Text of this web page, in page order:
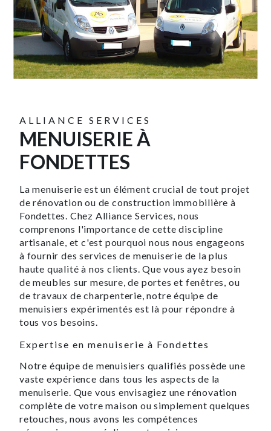
ALLIANCE SERVICES
MENUISERIE À
FONDETTES
La menuiserie est un élément crucial de tout projet
de rénovation ou de construction immobilière à
Fondettes. Chez Alliance Services, nous
comprenons l'importance de cette discipline
artisanale, et c'est pourquoi nous nous engageons
à fournir des services de menuiserie de la plus
haute qualité à nos clients. Que vous ayez besoin
de meubles sur mesure, de portes et fenêtres, ou
de travaux de charpenterie, notre équipe de
menuisiers expérimentés est là pour répondre à
tous vos besoins.
Expertise en menuiserie à Fondettes
Notre équipe de menuisiers qualifiés possède une
vaste expérience dans tous les aspects de la
menuiserie. Que vous envisagiez une rénovation
complète de votre maison ou simplement quelques
retouches, nous avons les compétences